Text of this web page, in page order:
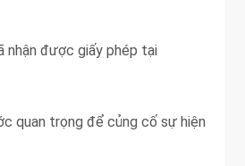
nhận được giấy phép tại
quan trọng để củng cố sự hiện